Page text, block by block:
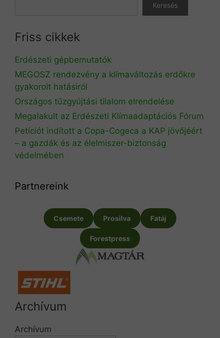
Keresés
Friss cikkek
Erdészeti gépbemutatók
MEGOSZ rendezvény a klímaváltozás erdőkre
gyakorolt hatásiról
Országos tűzgyújtási tilalom elrendelése
Megalakult az Erdészeti Klímaadaptációs Fórum
Petíciót indított a Copa-Cogeca a KAP jövőjéért
– a gazdák és az élelmiszer-biztonság
védelmében
Partnereink
Csemete Prosilva Fatáj
Forestpress
Archívum
Archívum